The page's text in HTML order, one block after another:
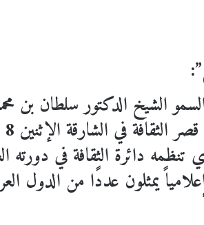
الشيخ الدكتور سلطان بن